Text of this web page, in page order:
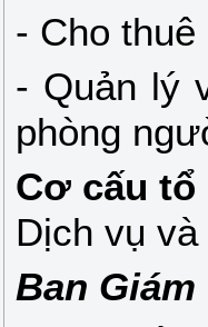
- Cho
- Quản lý
phòng
Cơ cấu
Dịch vụ
Ban